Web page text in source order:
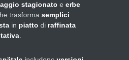
stagionato e erbe
trasforma semplici
in piatto di raffinata